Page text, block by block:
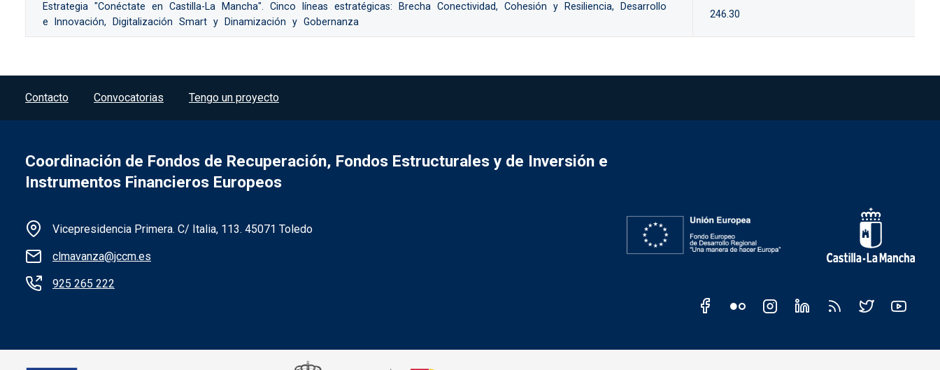
Estrategia "Conéctate en Castilla-La Mancha". Cinco líneas estratégicas: Brecha Conectividad, Cohesión y Resiliencia, Desarrollo
e Innovación, Digitalización Smart y Dinamización y Gobernanza
246.30
Menú del pie
Contacto Convocatorias Tengo un proyecto
Coordinación de Fondos de Recuperación, Fondos Estructurales y de Inversión e
Instrumentos Financieros Europeos
Información de la institución
Vicepresidencia Primera. C/ Italia, 113. 45071 Toledo
clmavanza@jccm.es
925 265 222
Redes sociales JCCM